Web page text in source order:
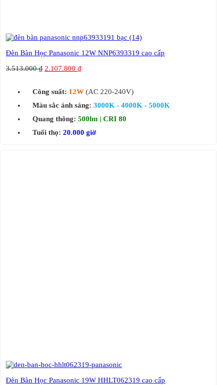
Đèn Bàn Học Panasonic 12W NNP6393319 cao cấp
3.513.000₫ 2.107.800 ₫
Công suất: 12W (AC 220-240V)
Màu sắc ánh sáng: 3000K - 4000K - 5000K
Quang thông: 500lm | CRI 80
Tuổi thọ: 20.000 giờ
Đèn Bàn Học Panasonic 19W HHLT062319 cao cấp